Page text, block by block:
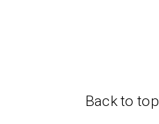
Back to top